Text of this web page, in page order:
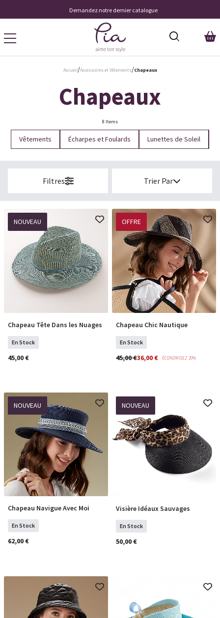
Demandez notre dernier catalogue
Accueil/Accessoires et Vêtements/Chapeaux
Chapeaux
8 Items
Vêtements Écharpes et Foulards Lunettes de Soleil
Filtres Trier Par
NOUVEAU
COMMANDER
Chapeau Tête Dans les Nuages
En Stock
45,00 €
OFFRE
COMMANDER
Chapeau Chic Nautique
En Stock
45,00 €36,00 € ÉCONOMISEZ 20%
NOUVEAU
COMMANDER
Chapeau Navigue Avec Moi
En Stock
62,00 €
NOUVEAU
COMMANDER
Visière Idéaux Sauvages
En Stock
50,00 €